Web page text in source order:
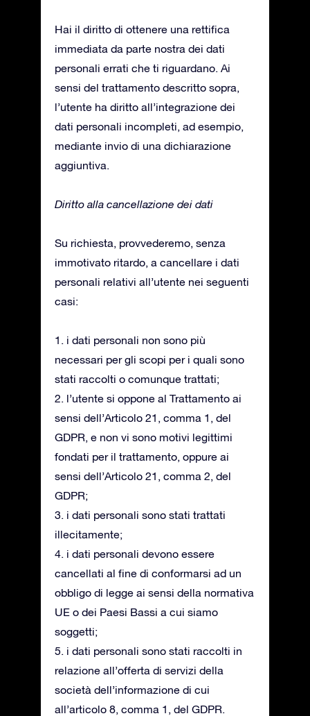
Hai il diritto di ottenere una rettifica
immediata da parte nostra dei dati
personali errati che ti riguardano. Ai
sensi del trattamento descritto sopra,
l’utente ha diritto all’integrazione dei
dati personali incompleti, ad esempio,
mediante invio di una dichiarazione
aggiuntiva.
Diritto alla cancellazione dei dati
Su richiesta, provvederemo, senza
immotivato ritardo, a cancellare i dati
personali relativi all’utente nei seguenti
casi:
1. i dati personali non sono più
necessari per gli scopi per i quali sono
stati raccolti o comunque trattati;
2. l’utente si oppone al Trattamento ai
sensi dell’Articolo 21, comma 1, del
GDPR, e non vi sono motivi legittimi
fondati per il trattamento, oppure ai
sensi dell’Articolo 21, comma 2, del
GDPR;
3. i dati personali sono stati trattati
illecitamente;
4. i dati personali devono essere
cancellati al fine di conformarsi ad un
obbligo di legge ai sensi della normativa
UE o dei Paesi Bassi a cui siamo
soggetti;
5. i dati personali sono stati raccolti in
relazione all’offerta di servizi della
società dell’informazione di cui
all’articolo 8, comma 1, del GDPR.